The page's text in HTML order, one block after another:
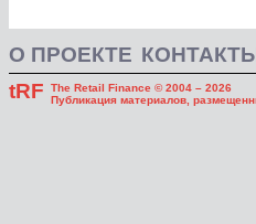
О ПРОЕКТЕ
The Retail Finance © 2004 – 2026
Публикация материалов,
tRF